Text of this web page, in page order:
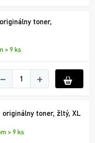
toner,
> 9 ks
− +
originálny toner, žltý, XL
> 9 ks